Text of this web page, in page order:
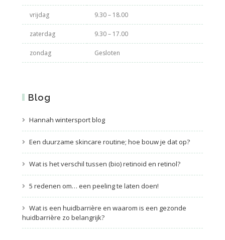
vrijdag 9.30 – 18.00
zaterdag 9.30 – 17.00
zondag Gesloten
Blog
Hannah wintersport blog
Een duurzame skincare routine; hoe bouw je dat op?
Wat is het verschil tussen (bio) retinoid en retinol?
5 redenen om… een peeling te laten doen!
Wat is een huidbarrière en waarom is een gezonde
huidbarrière zo belangrijk?